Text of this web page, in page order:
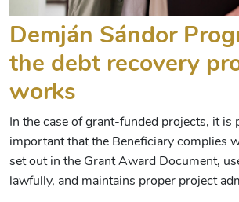
Demján Sándor
the debt recovery
works
In the case of grant-funded projects, it is
important that the Beneficiary complies
set out in the Grant Award Document,
lawfully, and maintains proper project